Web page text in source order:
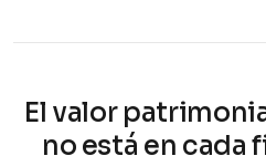
El valor
no está en cada